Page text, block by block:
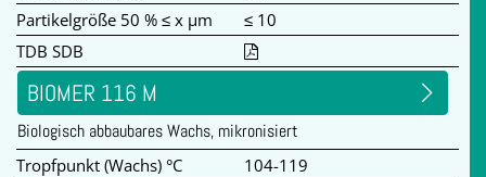
Partikelgröße 50 % ≤ x µm
≤ 10
TDB SDB
BIOMER 116 M
Biologisch abbaubares Wachs, mikronisiert
Tropfpunkt (Wachs) °C
104-119